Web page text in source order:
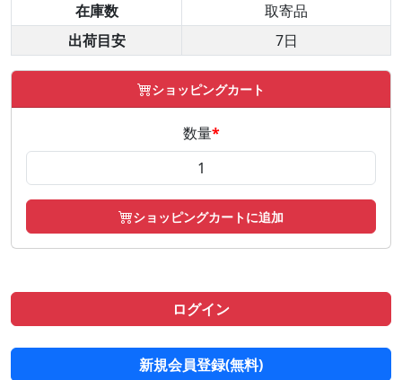
在庫数
取寄品
出荷目安
7日
ショッピングカート
数量*
ショッピングカートに追加
ログイン
新規会員登録(無料)